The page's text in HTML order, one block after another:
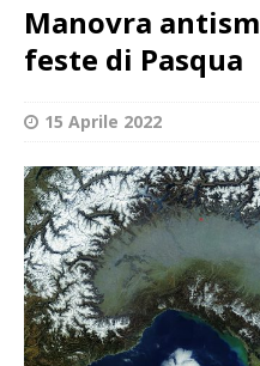
Manovra
feste di Pasqua
15 Aprile 2022